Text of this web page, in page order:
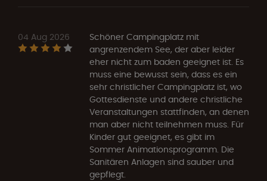
04 Aug 2026
Schöner Campingplatz mit
angrenzendem See, der aber leider
eher nicht zum baden geeignet ist. Es
muss eine bewusst sein, dass es ein
sehr christlicher Campingplatz ist, wo
Gottesdienste und andere christliche
Veranstaltungen stattfinden, an denen
man aber nicht teilnehmen muss. Für
Kinder gut geeignet, es gibt im
Sommer Animationsprogramm. Die
Sanitären Anlagen sind sauber und
gepflegt.